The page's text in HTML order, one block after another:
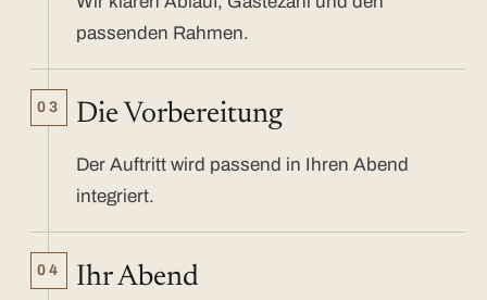
passenden Rahmen.
03 Die Vorbereitung
Der Auftritt wird passend in Ihren Abend
integriert.
04 Ihr Abend